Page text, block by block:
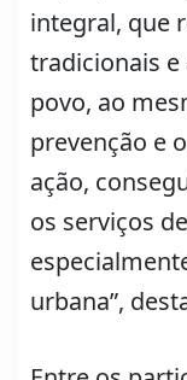
integral, que
tradicionais e
povo, ao
prevenção e
ação,
os serviços
urbana”,